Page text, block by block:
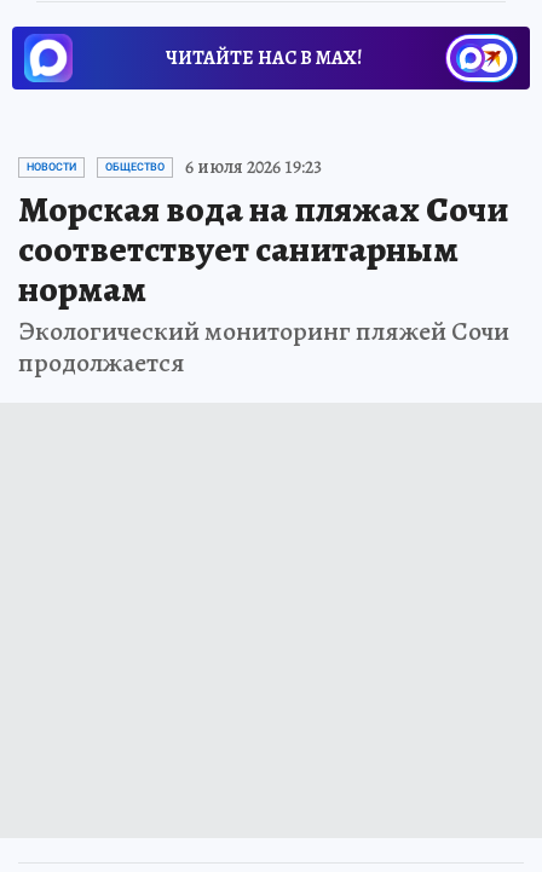
ЧИТАЙТЕ НАС В МАХ!
НОВОСТИ ОБЩЕСТВО 6 июля 2026 19:23
Морская вода на пляжах Сочи
соответствует санитарным
нормам
Экологический мониторинг пляжей Сочи
продолжается